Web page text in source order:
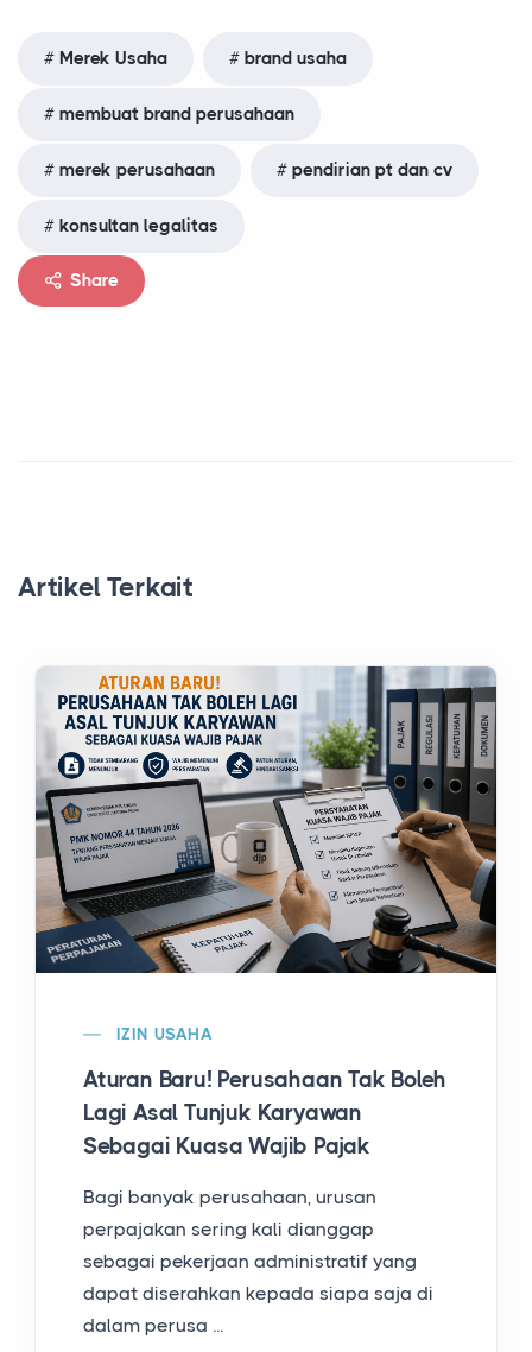
Merek Usaha brand usaha
membuat brand perusahaan
merek perusahaan pendirian pt dan cv
konsultan legalitas
Share
Artikel Terkait
IZIN USAHA
Aturan Baru! Perusahaan Tak Boleh
Lagi Asal Tunjuk Karyawan
Sebagai Kuasa Wajib Pajak
Bagi banyak perusahaan, urusan
perpajakan sering kali dianggap
sebagai pekerjaan administratif yang
dapat diserahkan kepada siapa saja di
dalam perusa ...